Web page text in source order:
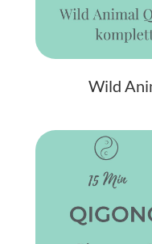
Wild